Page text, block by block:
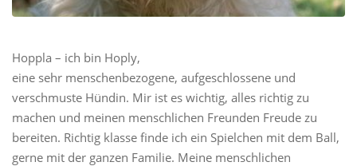
Hoppla – ich bin Hoply,
eine sehr menschenbezogene, aufgeschlossene und
verschmuste Hündin. Mir ist es wichtig, alles richtig zu
machen und meinen menschlichen Freunden Freude zu
bereiten. Richtig klasse finde ich ein Spielchen mit dem Ball,
gerne mit der ganzen Familie. Meine menschlichen